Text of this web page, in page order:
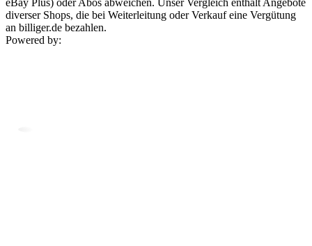
eBay Plus) oder Abos abweichen. Unser Vergleich enthält Angebote
diverser Shops, die bei Weiterleitung oder Verkauf eine Vergütung
an billiger.de bezahlen.
Powered by: